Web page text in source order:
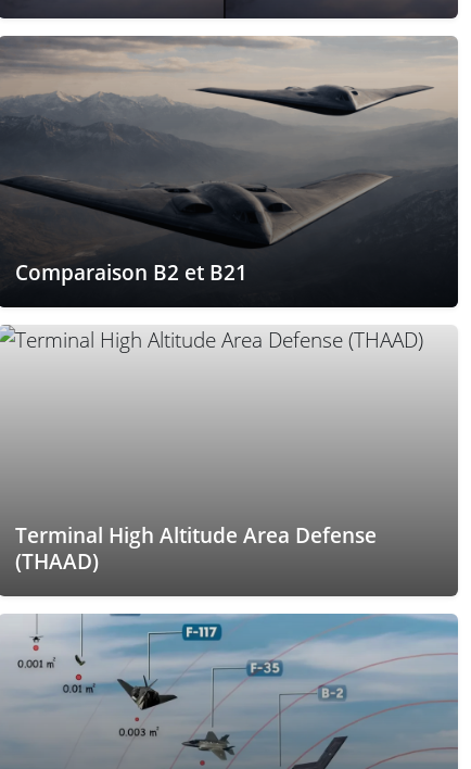
Comparaison B2 et B21
Terminal High Altitude Area Defense
(THAAD)